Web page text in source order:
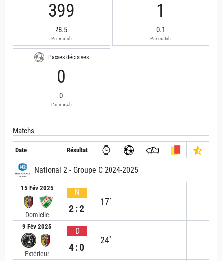
399
28.5
Par match
1
0.1
Par match
Passes décisives
0
0
Par match
Matchs
Date Résultat
National 2 - Groupe C 2024-2025
15 Fév 2025
Domicile
N
2:2
17`
9 Fév 2025
Extérieur
D
4:0
24`